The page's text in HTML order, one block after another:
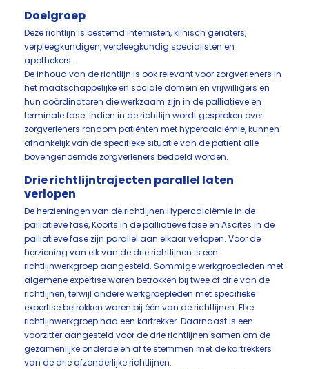
Doelgroep
Deze richtlijn is bestemd internisten, klinisch geriaters,
verpleegkundigen, verpleegkundig specialisten en
apothekers.
De inhoud van de richtlijn is ook relevant voor zorgverleners in
het maatschappelijke en sociale domein en vrijwilligers en
hun coördinatoren die werkzaam zijn in de palliatieve en
terminale fase. Indien in de richtlijn wordt gesproken over
zorgverleners rondom patiënten met hypercalciëmie, kunnen
afhankelijk van de specifieke situatie van de patiënt alle
bovengenoemde zorgverleners bedoeld worden.
Drie richtlijntrajecten parallel laten
verlopen
De herzieningen van de richtlijnen Hypercalciëmie in de
palliatieve fase, Koorts in de palliatieve fase en Ascites in de
palliatieve fase zijn parallel aan elkaar verlopen. Voor de
herziening van elk van de drie richtlijnen is een
richtlijnwerkgroep aangesteld. Sommige werkgroepleden met
algemene expertise waren betrokken bij twee of drie van de
richtlijnen, terwijl andere werkgroepleden met specifieke
expertise betrokken waren bij één van de richtlijnen. Elke
richtlijnwerkgroep had een kartrekker. Daarnaast is een
voorzitter aangesteld voor de drie richtlijnen samen om de
gezamenlijke onderdelen af te stemmen met de kartrekkers
van de drie afzonderlijke richtlijnen.